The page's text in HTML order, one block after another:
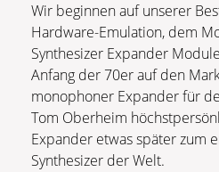
Wir beginnen auf unserer
Hardware-Emulation, dem
Synthesizer Expander
Anfang der 70er auf den
monophoner Expander für
Tom Oberheim
Expander etwas später zum
Synthesizer der Welt.